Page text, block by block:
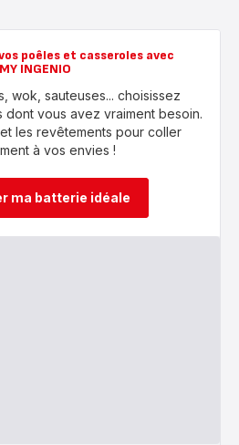
poêles et casseroles avec
MY INGENIO
wok, sauteuses... choisissez
dont vous avez vraiment besoin.
les revêtements pour coller
à vos envies !
ma batterie idéale